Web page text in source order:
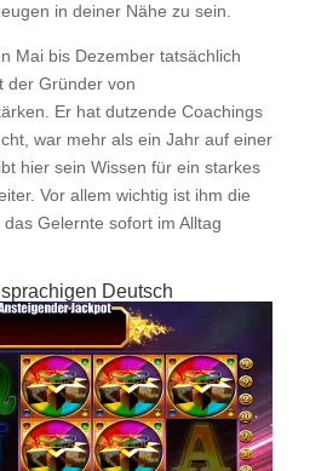
in deiner Nähe zu sein.
Mai bis Dezember tatsächlich
der Gründer von
Er hat dutzende Coachings
war mehr als ein Jahr auf einer
hier sein Wissen für ein starkes
Vor allem wichtig ist ihm die
Gelernte sofort im Alltag
Deutsch